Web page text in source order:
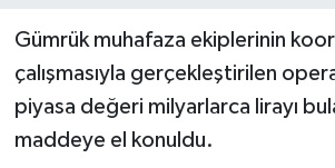
Gümrük muhafaza ekiplerinin
çalışmasıyla gerçekleştirilen
piyasa değeri milyarlarca lirayı
maddeye el konuldu.
YAŞAM